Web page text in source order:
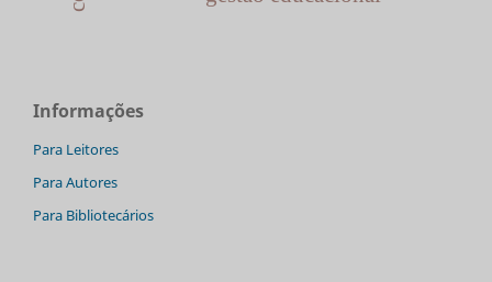
Informações
Para Leitores
Para Autores
Para Bibliotecários